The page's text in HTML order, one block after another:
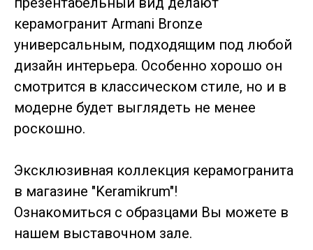
керамогранит Armani Bronze
универсальным, подходящим под любой
дизайн интерьера. Особенно хорошо он
смотрится в классическом стиле, но и в
модерне будет выглядеть не менее
роскошно.
Эксклюзивная коллекция керамогранита
в магазине "Keramikrum"!
Ознакомиться с образцами Вы можете в
нашем выставочном зале.